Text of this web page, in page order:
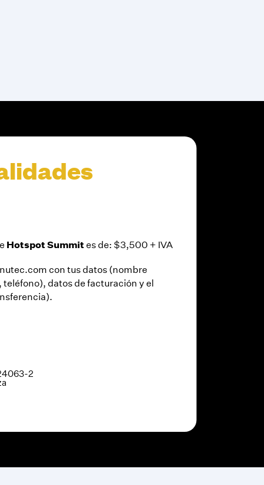
Hotspot Summit es de: $3,500 + IVA
con tus datos (nombre
datos de facturación y el
2